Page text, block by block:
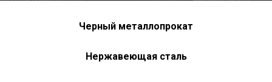
Черный металлопрокат
Нержавеющая сталь